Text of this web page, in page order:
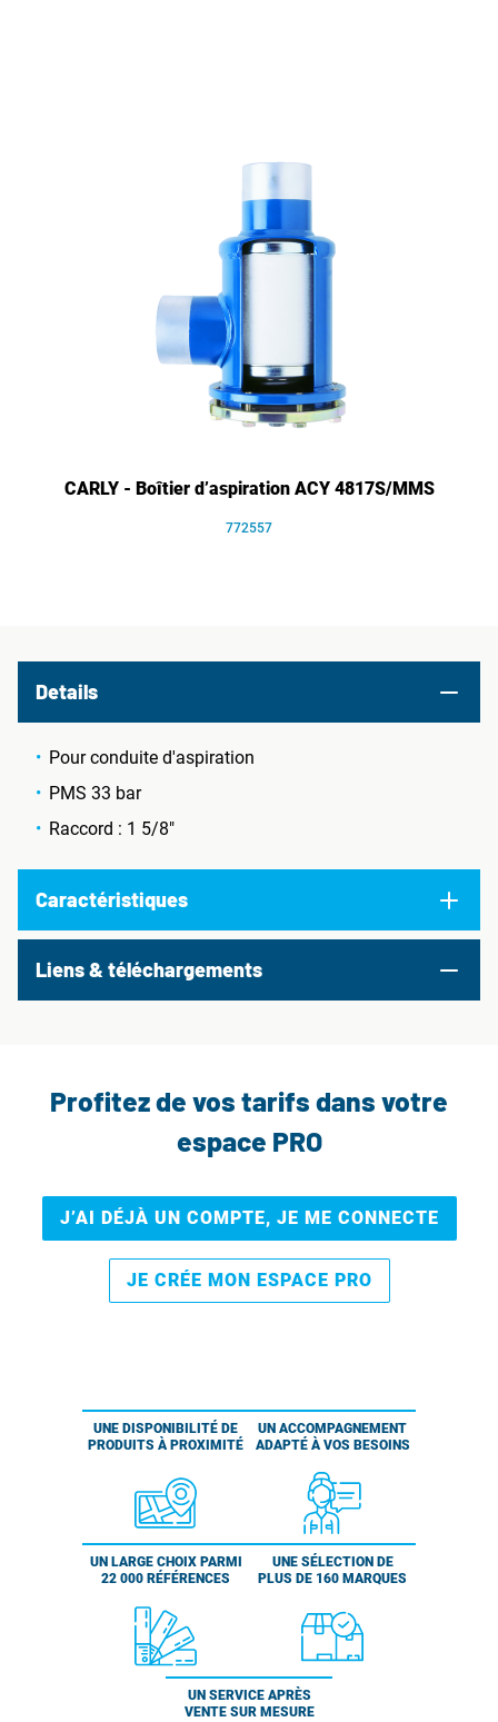
CARLY - Boîtier d’aspiration ACY 4817S/MMS
772557
Details
Pour conduite d'aspiration
PMS 33 bar
Raccord : 1 5/8"
Caractéristiques
Liens & téléchargements
Profitez de vos tarifs dans votre
espace PRO
J’AI DÉJÀ UN COMPTE, JE ME CONNECTE
JE CRÉE MON ESPACE PRO
UNE DISPONIBILITÉ DE
PRODUITS À PROXIMITÉ
UN ACCOMPAGNEMENT
ADAPTÉ À VOS BESOINS
UN LARGE CHOIX PARMI
22 000 RÉFÉRENCES
UNE SÉLECTION DE
PLUS DE 160 MARQUES
UN SERVICE APRÈS
VENTE SUR MESURE